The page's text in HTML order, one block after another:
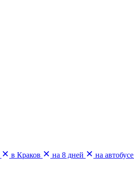
в Краков на 8 дней на автобусе